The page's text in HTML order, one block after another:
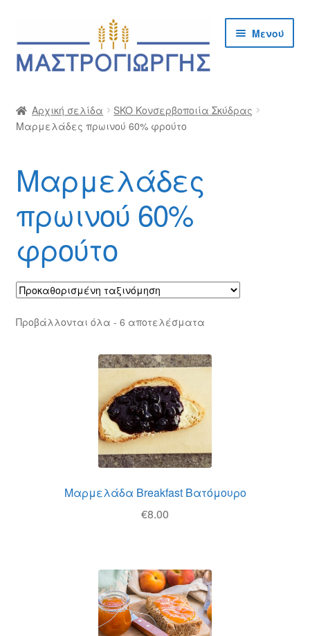
μετάβαση
στην
σε
περιεχόμενο
Μενού
Cargo Kalymnos – Cargo Κάλυμνος
Δημιουργία Λογαριασμού Χονδρικής
Επικοινωνία
Ο λογαριασμός μου
Πολιτική Απορρήτου
Τρόποι Αποστολής
Τρόποι Πληρωμής
Αρχική σελίδα
SKO Κονσερβοποιία Σκύδρας
Μαρμελάδες πρωινού 60% φρούτο
Μαρμελάδες
πρωινού 60%
φρούτο
Προβάλλονται όλα - 6 αποτελέσματα
Μαρμελάδα Breakfast Βατόμουρο
€8.00